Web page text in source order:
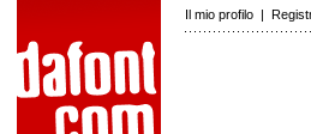
Il mio profilo |